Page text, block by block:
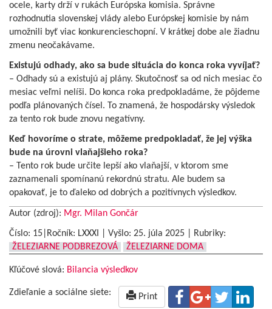
ocele, karty drží v rukách Európska komisia. Správne
rozhodnutia slovenskej vlády alebo Európskej komisie by nám
umožnili byť viac konkurencieschopní. V krátkej dobe ale žiadnu
zmenu neočakávame.
Existujú odhady, ako sa bude situácia do konca roka vyvíjať?
– Odhady sú a existujú aj plány. Skutočnosť sa od nich mesiac čo
mesiac veľmi nelíši. Do konca roka predpokladáme, že pôjdeme
podľa plánovaných čísel. To znamená, že hospodársky výsledok
za tento rok bude znovu negatívny.
Keď hovoríme o strate, môžeme predpokladať, že jej výška
bude na úrovni vlaňajšieho roka?
– Tento rok bude určite lepší ako vlaňajší, v ktorom sme
zaznamenali spomínanú rekordnú stratu. Ale budem sa
opakovať, je to ďaleko od dobrých a pozitívnych výsledkov.
Autor (zdroj): Mgr. Milan Gončár
Číslo: 15|Ročník: LXXXI | Vyšlo: 25. júla 2025
Rubriky:
ŽELEZIARNE PODBREZOVÁ
ŽELEZIARNE DOMA
Kľúčové slová: Bilancia výsledkov
Zdieľanie a sociálne siete: Print